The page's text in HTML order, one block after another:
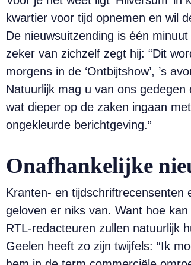
kwartier voor tijd opnemen en wil
De nieuwsuitzending is één
zeker van zichzelf zegt hij: “Dit
morgens in de ‘Ontbijtshow’, ’s
Natuurlijk mag u van ons
wat dieper op de zaken ingaan
ongekleurde berichtgeving.”
Onafhankelijke
Kranten- en tijdschriftrecensenten
geloven er niks van. Want hoe
RTL-redacteuren zullen natuurlijk
Geelen heeft zo zijn twijfels: “Ik